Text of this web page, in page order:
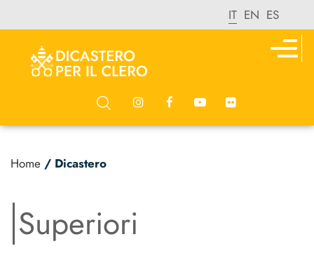
IT EN ES
Home / Dicastero
Superiori